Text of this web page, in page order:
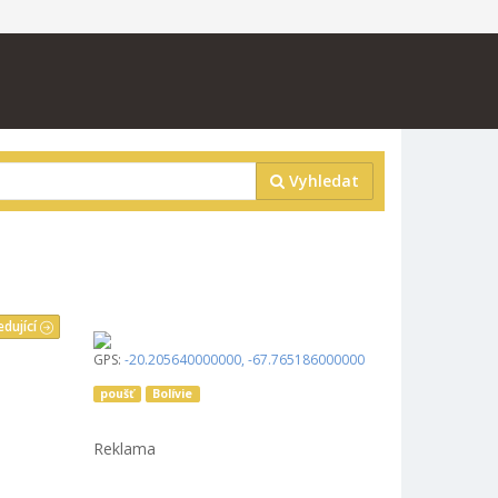
Vyhledat
GPS: -20.205640000000, -67.765186000000
poušť Bolívie
Reklama